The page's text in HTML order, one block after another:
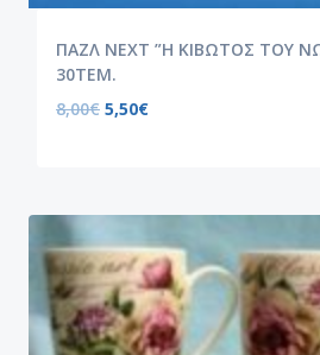
ΠΑΖΛ NEXT ”Η ΚΙΒΩΤΟΣ ΤΟΥ
30ΤΕΜ.
8,00€ 5,50€